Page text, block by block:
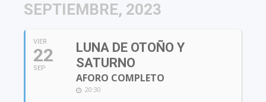
SEPTIEMBRE, 2023
VIER
22
SEP
LUNA DE OTOÑO Y
SATURNO
AFORO COMPLETO
20:30